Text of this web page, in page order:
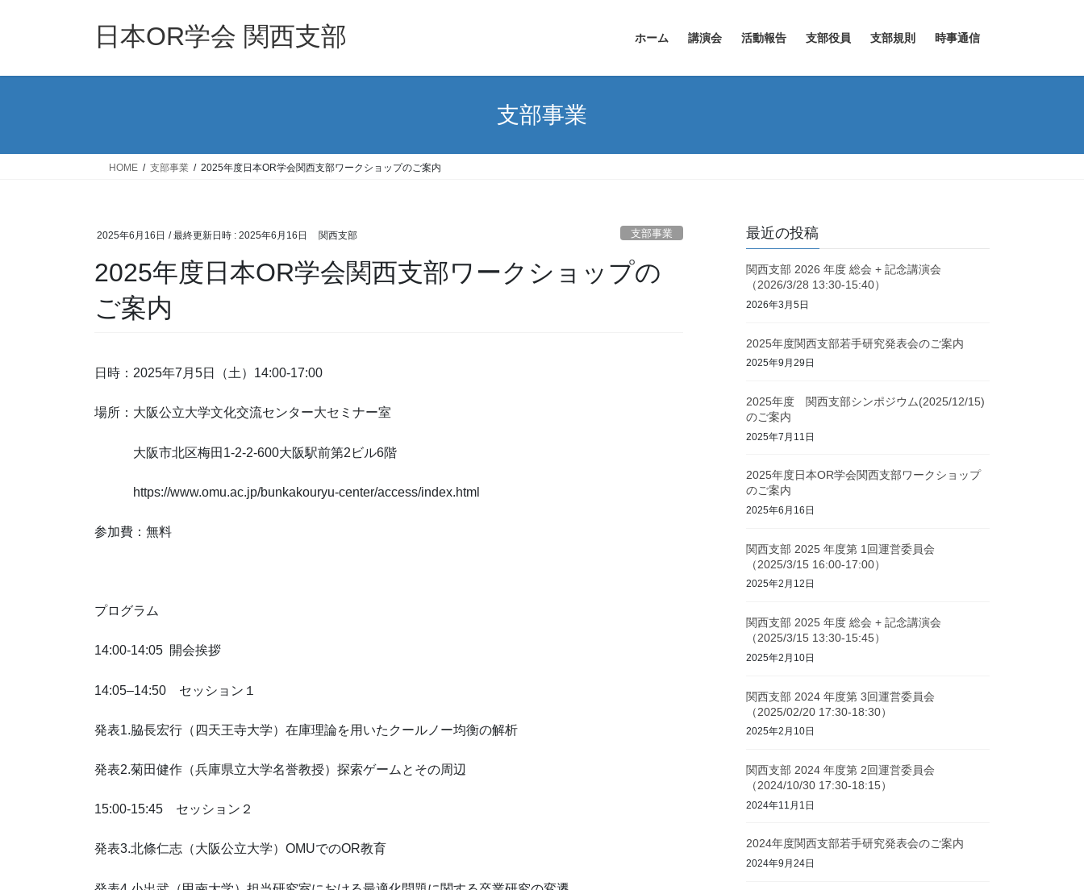
日本OR学会 関西支部 ホーム 講演会 活動報告 支部役員 支部規則 時事通信
支部事業
HOME 支部事業 2025年度日本OR学会関西支部ワークショップのご案内
2025年6月16日 / 最終更新日時 : 2025年6月16日 関西支部 支部事業
2025年度日本OR学会関西支部ワークショップの
ご案内
日時：2025年7月5日（土）14:00-17:00
場所：大阪公立大学文化交流センター大セミナー室
大阪市北区梅田1-2-2-600大阪駅前第2ビル6階
https://www.omu.ac.jp/bunkakouryu-center/access/index.html
参加費：無料
プログラム
14:00-14:05 開会挨拶
14:05–14:50 セッション１
発表1.脇長宏行（四天王寺大学）在庫理論を用いたクールノー均衡の解析
発表2.菊田健作（兵庫県立大学名誉教授）探索ゲームとその周辺
15:00-15:45 セッション２
発表3.北條仁志（大阪公立大学）OMUでのOR教育
最近の投稿
関西支部 2026 年度 総会 + 記念講演会
（2026/3/28 13:30-15:40）
2026年3月5日
2025年度関西支部若手研究発表会のご案内
2025年9月29日
2025年度 関西支部シンポジウム(2025/12/15)
のご案内
2025年7月11日
2025年度日本OR学会関西支部ワークショップ
のご案内
2025年6月16日
関西支部 2025 年度第 1回運営委員会
（2025/3/15 16:00-17:00）
2025年2月12日
関西支部 2025 年度 総会 + 記念講演会
（2025/3/15 13:30-15:45）
2025年2月10日
関西支部 2024 年度第 3回運営委員会
（2025/02/20 17:30-18:30）
2025年2月10日
関西支部 2024 年度第 2回運営委員会
（2024/10/30 17:30-18:15）
2024年11月1日
2024年度関西支部若手研究発表会のご案内
2024年9月24日